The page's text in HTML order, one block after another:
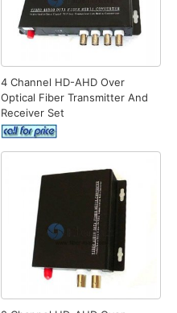
4 Channel HD-AHD Over
Optical Fiber Transmitter And
Receiver Set